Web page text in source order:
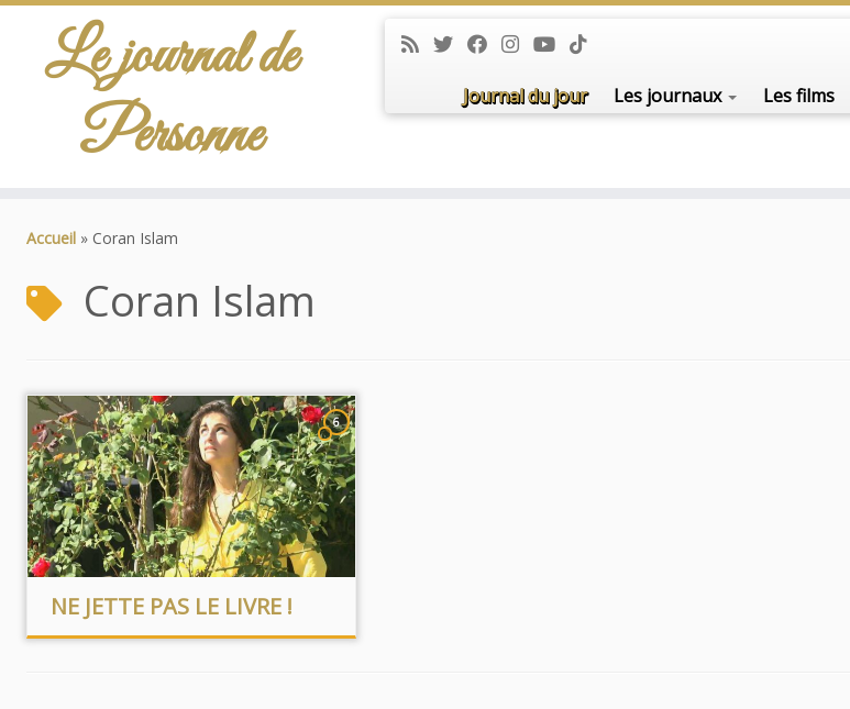
Le journal de
Personne
Journal du jour Les journaux Les films
Accueil » Coran Islam
Coran Islam
6
NE JETTE PAS LE LIVRE !